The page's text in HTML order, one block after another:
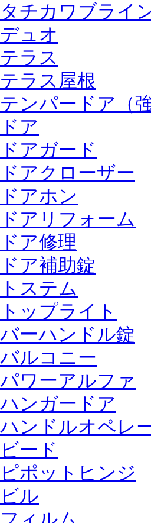
タチカワブライ
デュオ
テラス
テラス屋根
テンパードア（
ドア
ドアガード
ドアクローザー
ドアホン
ドアリフォーム
ドア修理
ドア補助錠
トステム
トップライト
バーハンドル錠
バルコニー
パワーアルファ
ハンガードア
ハンドルオペレ
ビード
ピポットヒンジ
ビル